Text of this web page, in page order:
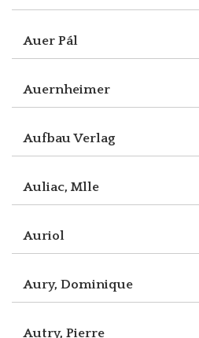
Auer Pál
Auernheimer
Aufbau Verlag
Auliac, Mlle
Auriol
Aury, Dominique
Autry, Pierre